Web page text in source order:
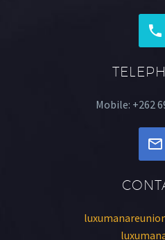
Mobile: +262